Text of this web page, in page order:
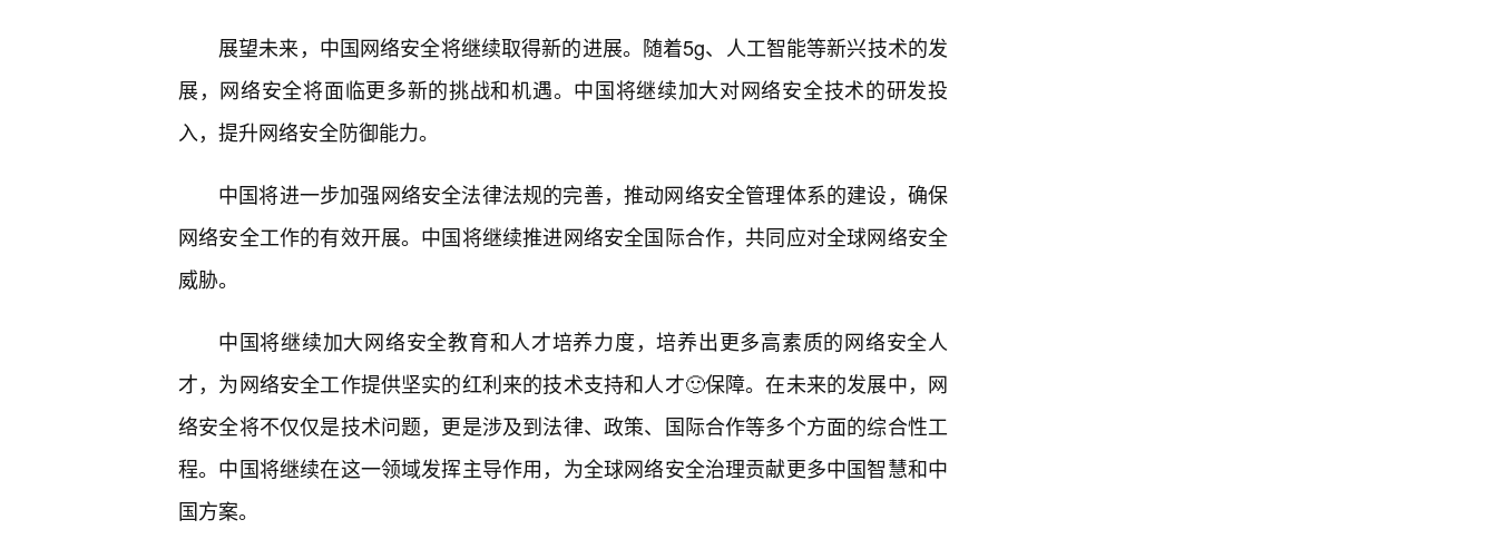
展望未来，中国网络安全将继续取得新的进展。随着5g、人工智能等新兴技术的发
展，网络安全将面临更多新的挑战和机遇。中国将继续加大对网络安全技术的研发投
入，提升网络安全防御能力。
中国将进一步加强网络安全法律法规的完善，推动网络安全管理体系的建设，确保
网络安全工作的有效开展。中国将继续推进网络安全国际合作，共同应对全球网络安全
威胁。
中国将继续加大网络安全教育和人才培养力度，培养出更多高素质的网络安全人
才，为网络安全工作提供坚实的红利来的技术支持和人才🙂保障。在未来的发展中，网
络安全将不仅仅是技术问题，更是涉及到法律、政策、国际合作等多个方面的综合性工
程。中国将继续在这一领域发挥主导作用，为全球网络安全治理贡献更多中国智慧和中
国方案。